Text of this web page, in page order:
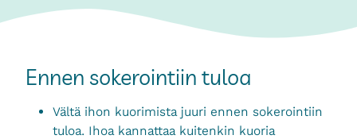
Ennen sokerointiin tuloa
Vältä ihon kuorimista juuri ennen sokerointiin
tuloa. Ihoa kannattaa kuitenkin kuoria